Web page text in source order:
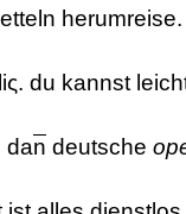
du kannst
dan deutsche